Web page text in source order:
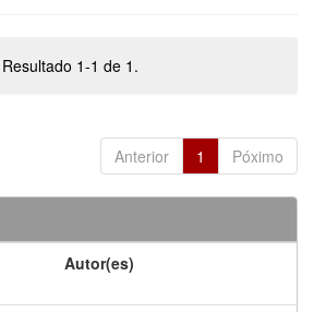
Resultado 1-1 de 1.
Anterior 1 Póximo
Autor(es)